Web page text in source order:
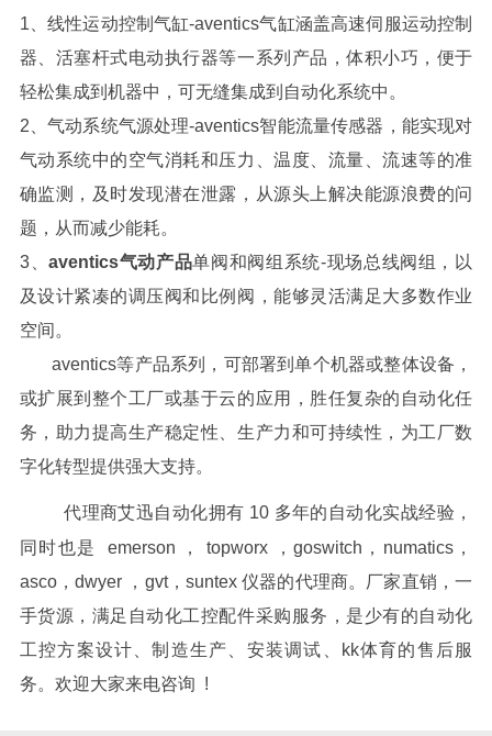
1、线性运动控制气缸-aventics气缸涵盖高速伺服运动控制
器、活塞杆式电动执行器等一系列产品，体积小巧，便于
轻松集成到机器中，可无缝集成到自动化系统中。
2、气动系统气源处理-aventics智能流量传感器，能实现对
气动系统中的空气消耗和压力、温度、流量、流速等的准
确监测，及时发现潜在泄露，从源头上解决能源浪费的问
题，从而减少能耗。
3、aventics气动产品单阀和阀组系统-现场总线阀组，以
及设计紧凑的调压阀和比例阀，能够灵活满足大多数作业
空间。
aventics等产品系列，可部署到单个机器或整体设备，
或扩展到整个工厂或基于云的应用，胜任复杂的自动化任
务，助力提高生产稳定性、生产力和可持续性，为工厂数
字化转型提供强大支持。
代理商艾迅自动化拥有 10 多年的自动化实战经验，
同时也是 emerson ， topworx ，goswitch，numatics，
asco，dwyer ，gvt，suntex 仪器的代理商。厂家直销，一
手货源，满足自动化工控配件采购服务，是少有的自动化
工控方案设计、制造生产、安装调试、kk体育的售后服
务。欢迎大家来电咨询 !